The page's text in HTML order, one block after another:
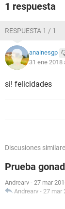
1 respuesta
RESPUESTA 1 / 1
anainesgp
31 ene 2018
si! felicidades
Discusiones
Prueba
Andrearv - 27 mar
Andrearv - 27 mar